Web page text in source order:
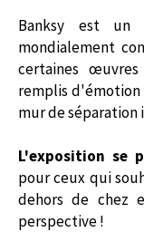
Banksy est
mondialement
certaines
remplis d'émotion
mur de séparation
L'exposition se
pour ceux qui
dehors de chez
perspective !